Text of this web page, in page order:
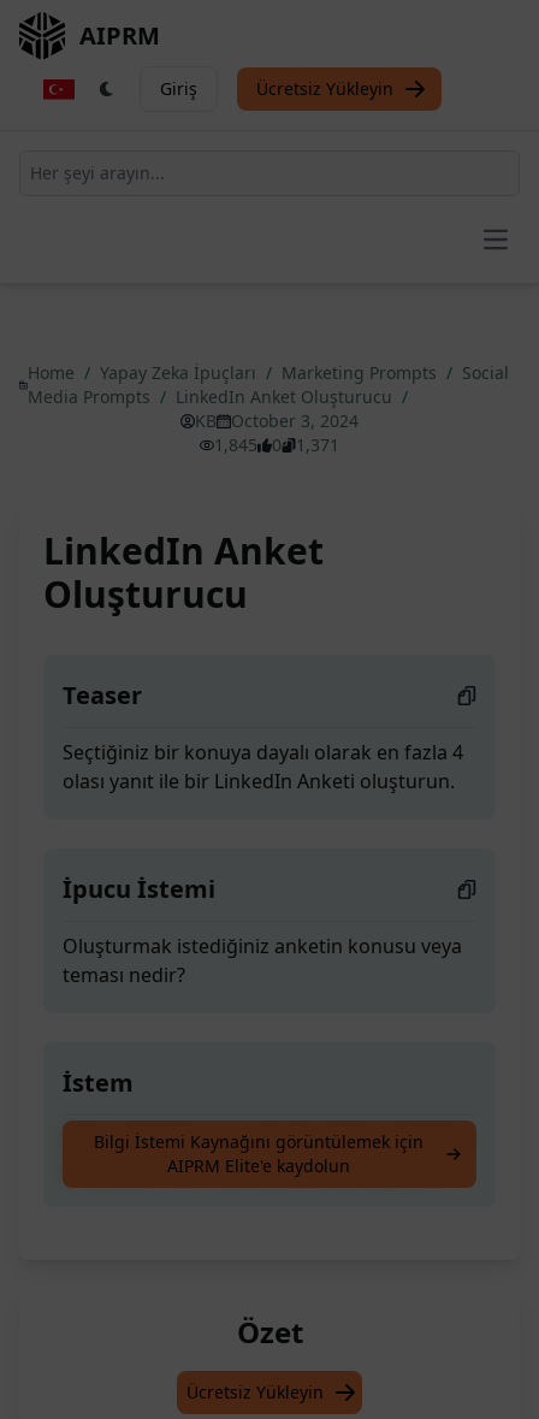
AIPRM
Giriş Ücretsiz Yükleyin
Home / Yapay Zeka İpuçları / Marketing Prompts / Social
Media Prompts / LinkedIn Anket Oluşturucu /
KB
October 3, 2024
1,845
0 1,371
LinkedIn Anket
Oluşturucu
Teaser
Seçtiğiniz bir konuya dayalı olarak en fazla 4
olası yanıt ile bir LinkedIn Anketi oluşturun.
İpucu İstemi
Oluşturmak istediğiniz anketin konusu veya
teması nedir?
İstem
Seçtiğiniz bir konuya dayalı olarak en fazla 4
olası yanıt ile bir LinkedIn Anketi oluşturun.
Bilgi İstemi Kaynağını görüntülemek için
AIPRM Elite'e kaydolun
Özet
Ücretsiz Yükleyin